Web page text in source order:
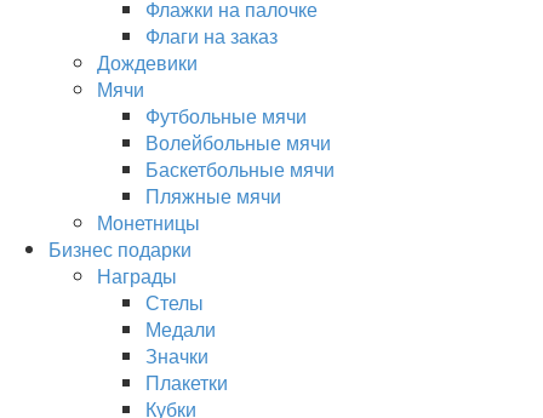
Флажки на палочке
Флаги на заказ
Дождевики
Мячи
Футбольные мячи
Волейбольные мячи
Баскетбольные мячи
Пляжные мячи
Монетницы
Бизнес подарки
Награды
Стелы
Медали
Значки
Плакетки
Кубки